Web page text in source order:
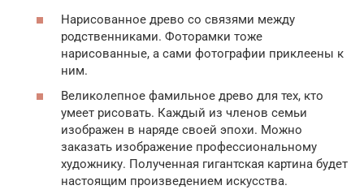
Нарисованное древо со связями между
родственниками. Фоторамки тоже
нарисованные, а сами фотографии приклеены к
ним.
Великолепное фамильное древо для тех, кто
умеет рисовать. Каждый из членов семьи
изображен в наряде своей эпохи. Можно
заказать изображение профессиональному
художнику. Полученная гигантская картина будет
настоящим произведением искусства.